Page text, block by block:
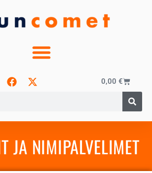
0,00 €
JA NIMIPALVELIMET